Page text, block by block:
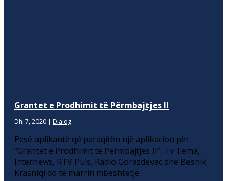
Grantet e Prodhimit të Përmbajtjes II
Dhj 7, 2020 | Dialog
Pesë aplikantë që paraqitën një aplikacion për
“Grantet e Prodhimit të Përmbajtjes II”, Tv Tema,
Internews, RTV Puls, Radio Gorazdevac dhe Besnik
Krasniqi do të marrin mbështetje.